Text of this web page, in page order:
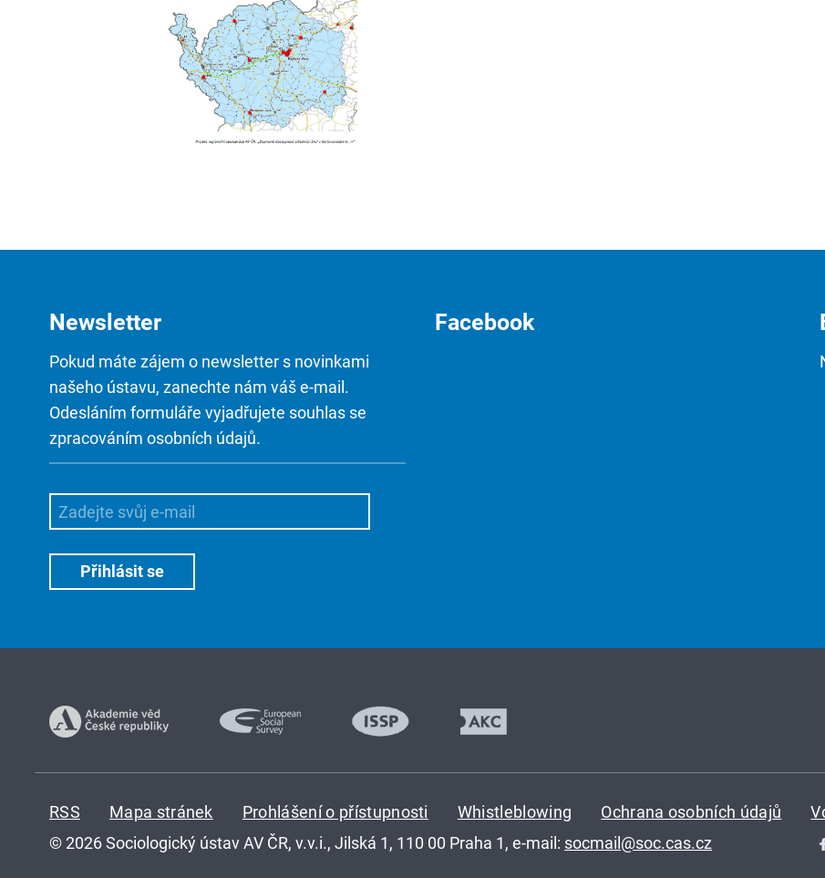
Newsletter
Pokud máte zájem o newsletter s novinkami
našeho ústavu, zanechte nám váš e-mail.
Odesláním formuláře vyjadřujete souhlas se
zpracováním osobních údajů.
Facebook
RSS Mapa stránek Prohlášení o přístupnosti Whistleblowing Ochrana osobních údajů
© 2026 Sociologický ústav AV ČR, v.v.i., Jilská 1, 110 00 Praha 1, e-mail: socmail@soc.cas.cz